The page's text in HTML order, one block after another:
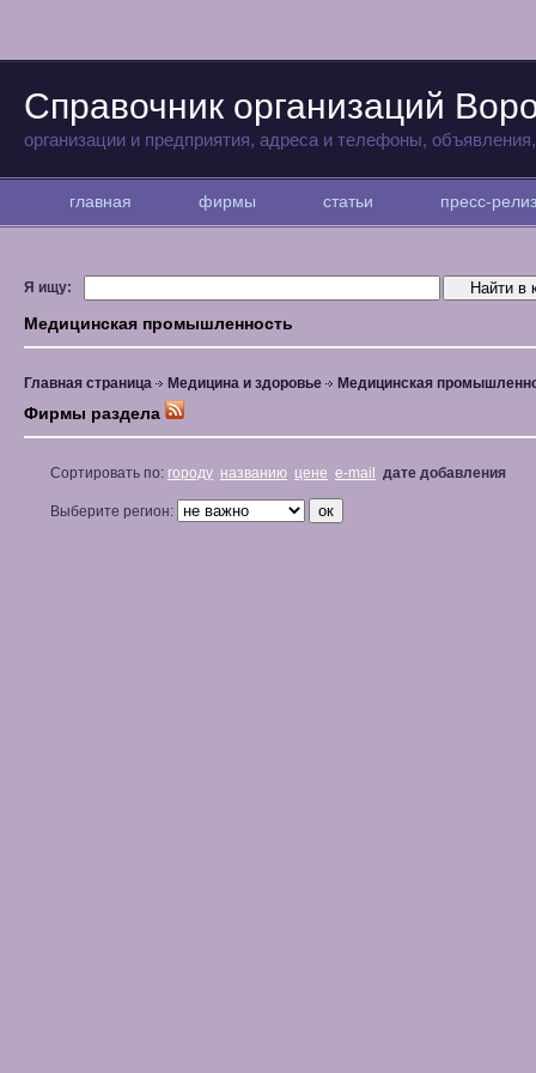
Справочник организаций
организации и предприятия, адреса и телефоны,
главная фирмы статьи пресс-
Я ищу:
Медицинская промышленность
Главная страница Медицина и здоровье Медицинская
Фирмы раздела
Сортировать по: городу названию цене e-mail дате добавления
Выберите регион: